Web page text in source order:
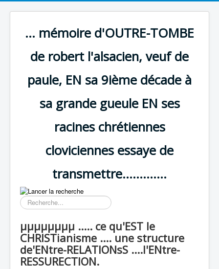
... mémoire d'OUTRE-TOMBE
de robert l'alsacien, veuf de
paule, EN sa 9ième décade à
sa grande gueule EN ses
racines chrétiennes
cloviciennes essaye de
transmettre.............
Résultat
de
recherche
µµµµµµµµ ..... ce qu'EST le
CHRISTianisme .... une structure
de'ENtre-RELATIONsS ....l'ENtre-
RESSURECTION.